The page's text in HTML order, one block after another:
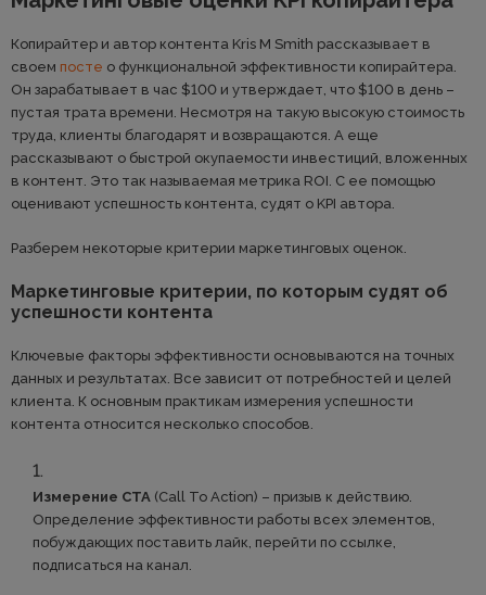
Копирайтер и автор контента Kris M Smith рассказывает в
своем посте о функциональной эффективности копирайтера.
Он зарабатывает в час $100 и утверждает, что $100 в день –
пустая трата времени. Несмотря на такую высокую стоимость
труда, клиенты благодарят и возвращаются. А еще
рассказывают о быстрой окупаемости инвестиций, вложенных
в контент. Это так называемая метрика ROI. С ее помощью
оценивают успешность контента, судят о KPI автора.
Разберем некоторые критерии маркетинговых оценок.
Маркетинговые критерии, по которым судят об
успешности контента
Ключевые факторы эффективности основываются на точных
данных и результатах. Все зависит от потребностей и целей
клиента. К основным практикам измерения успешности
контента относится несколько способов.
Измерение CTA (Call To Action) – призыв к действию.
Определение эффективности работы всех элементов,
побуждающих поставить лайк, перейти по ссылке,
подписаться на канал.